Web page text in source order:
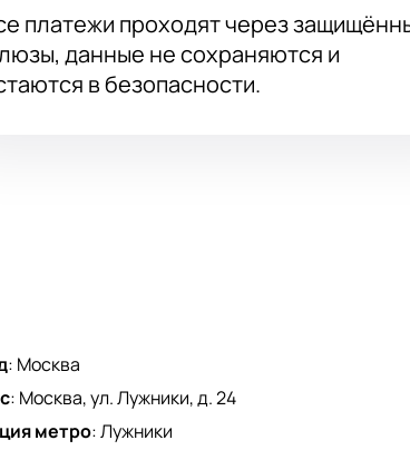
платежи проходят через
данные не сохраняются и
в безопасности.
: Москва
: Москва, ул. Лужники, д. 24
метро:Лужники